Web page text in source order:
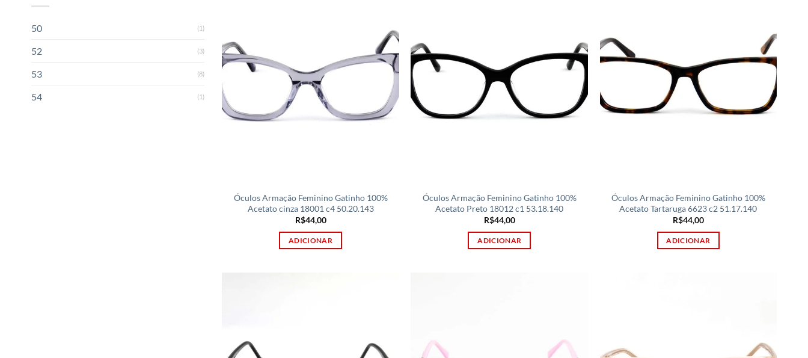
50 (1)
52 (3)
53 (8)
54 (1)
Óculos Armação Feminino Gatinho 100%
Acetato cinza 18001 c4 50.20.143
R$44,00
ADICIONAR
Óculos Armação Feminino Gatinho 100%
Acetato Preto 18012 c1 53.18.140
R$44,00
ADICIONAR
Óculos Armação Feminino Gatinho 100%
Acetato Tartaruga 6623 c2 51.17.140
R$44,00
ADICIONAR